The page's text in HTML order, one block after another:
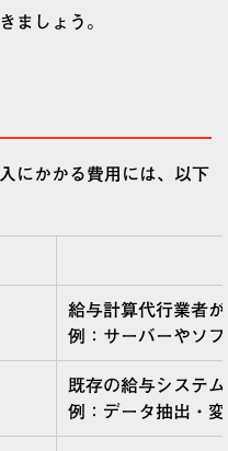
ましょう。
にかかる費用には、以下
給与計算代行業者
例：サーバーやソ
既存の給与システ
例：データ抽出・